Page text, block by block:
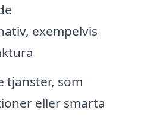
exempelvis
tjänster, som
eller smarta